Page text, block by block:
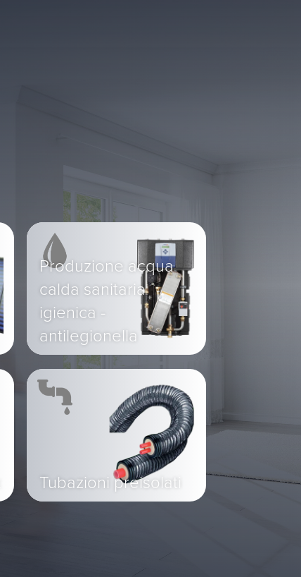
Produzione acqua
calda sanitaria
igienica -
antilegionella
Tubazioni preisolati